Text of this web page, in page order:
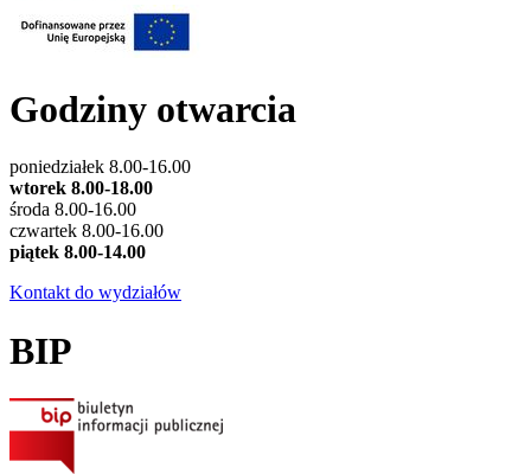
Godziny otwarcia
poniedziałek 8.00-16.00
wtorek 8.00-18.00
środa 8.00-16.00
czwartek 8.00-16.00
piątek 8.00-14.00
Kontakt do wydziałów
BIP